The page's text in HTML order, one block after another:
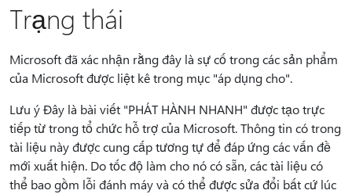
Trạng thái
Microsoft đã xác nhận rằng đây là sự cố trong các sản phẩm
của Microsoft được liệt kê trong mục "áp dụng cho".
Lưu ý Đây là bài viết "PHÁT HÀNH NHANH" được tạo trực
tiếp từ trong tổ chức hỗ trợ của Microsoft. Thông tin có trong
tài liệu này được cung cấp tương tự để đáp ứng các vấn đề
mới xuất hiện. Do tốc độ làm cho nó có sẵn, các tài liệu có
thể bao gồm lỗi đánh máy và có thể được sửa đổi bất cứ lúc